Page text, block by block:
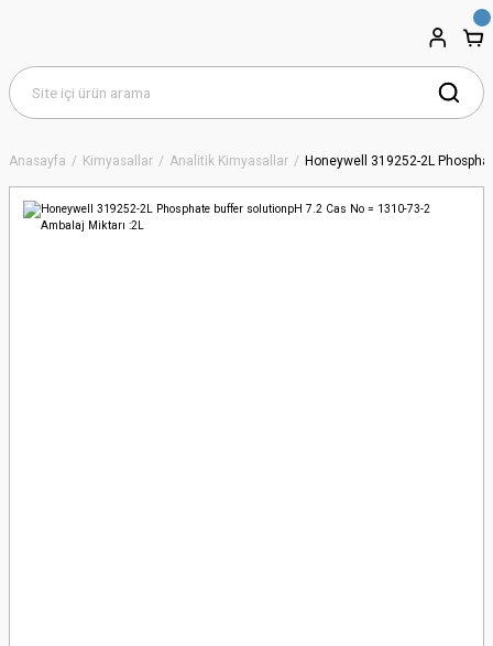
Anasayfa Kimyasallar Analitik Kimyasallar Honeywell 319252-2L